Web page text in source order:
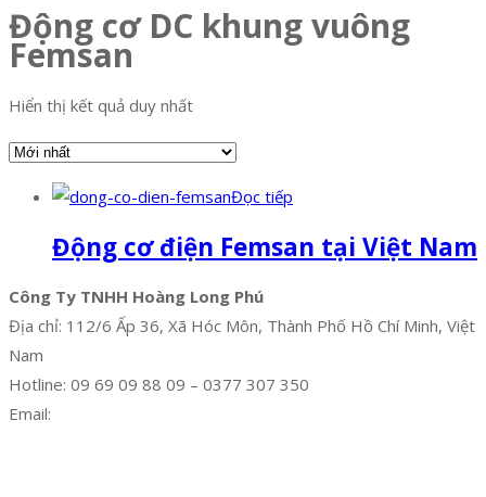
Động cơ DC khung vuông
Femsan
Hiển thị kết quả duy nhất
Đọc tiếp
Động cơ điện Femsan tại Việt Nam
Công Ty TNHH Hoàng Long Phú
Địa chỉ: 112/6 Ấp 36, Xã Hóc Môn, Thành Phố Hồ Chí Minh, Việt
Nam
Hotline: 09 69 09 88 09 – 0377 307 350
Email: